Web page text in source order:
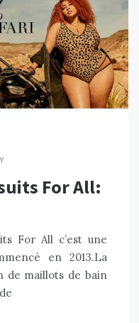
For All:
For All c’est une
en 2013.La
de maillots de bain